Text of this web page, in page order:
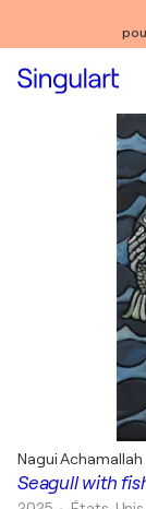
Seagull with
Nagui Achamallah